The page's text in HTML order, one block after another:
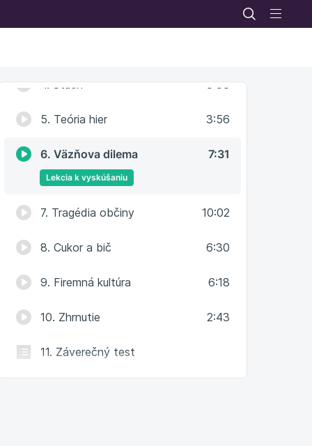
4. Šťuch 3:38
5. Teória hier 3:56
6. Väzňova dilema 7:31
Lekcia k vyskúšaniu
7. Tragédia občiny 10:02
8. Cukor a bič 6:30
9. Firemná kultúra 6:18
10. Zhrnutie 2:43
11. Záverečný test